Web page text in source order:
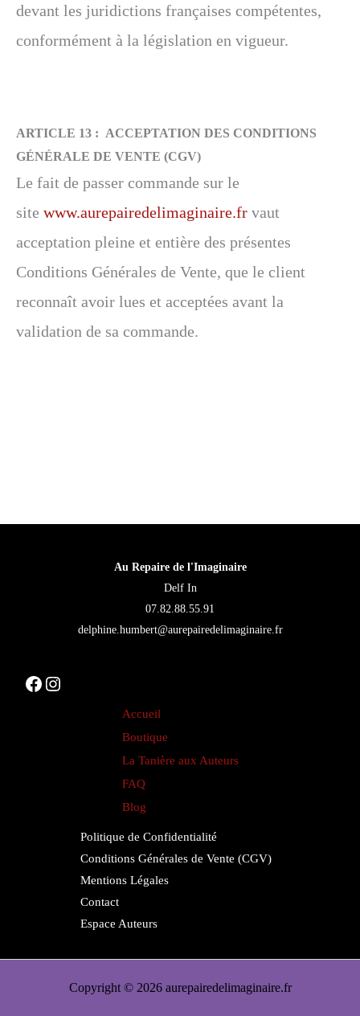
devant les juridictions françaises compétentes,
conformément à la législation en vigueur.
ARTICLE 13 : ACCEPTATION DES CONDITIONS
GÉNÉRALE DE VENTE (CGV)
Le fait de passer commande sur le
site www.aurepairedelimaginaire.fr vaut
acceptation pleine et entière des présentes
Conditions Générales de Vente, que le client
reconnaît avoir lues et acceptées avant la
validation de sa commande.
Au Repaire de l'Imaginaire
Delf In
07.82.88.55.91
delphine.humbert@aurepairedelimaginaire.fr
Facebook
Instagram
Accueil
Boutique
La Tanière aux Auteurs
FAQ
Blog
Politique de Confidentialité
Conditions Générales de Vente (CGV)
Mentions Légales
Contact
Espace Auteurs
Copyright © 2026 aurepairedelimaginaire.fr